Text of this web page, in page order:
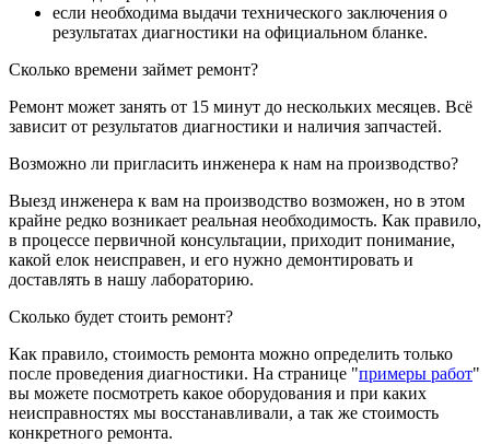
если необходима выдачи технического заключения о
результатах диагностики на официальном бланке.
Сколько времени займет ремонт?
Ремонт может занять от 15 минут до нескольких месяцев. Всё
зависит от результатов диагностики и наличия запчастей.
Возможно ли пригласить инженера к нам на производство?
Выезд инженера к вам на производство возможен, но в этом
крайне редко возникает реальная необходимость. Как правило,
в процессе первичной консультации, приходит понимание,
какой елок неисправен, и его нужно демонтировать и
доставлять в нашу лабораторию.
Сколько будет стоить ремонт?
Как правило, стоимость ремонта можно определить только
после проведения диагностики. На странице "примеры работ"
вы можете посмотреть какое оборудования и при каких
неисправностях мы восстанавливали, а так же стоимость
конкретного ремонта.